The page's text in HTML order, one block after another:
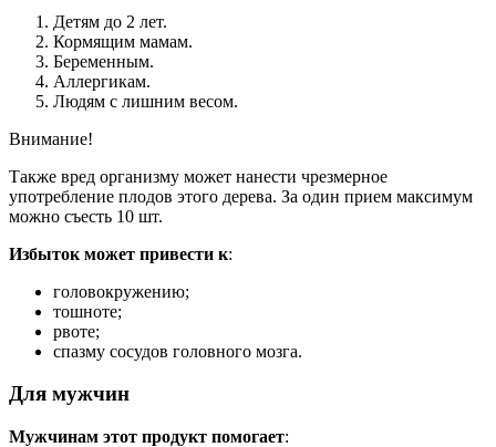
Детям до 2 лет.
Кормящим мамам.
Беременным.
Аллергикам.
Людям с лишним весом.
Внимание!
Также вред организму может нанести чрезмерное
употребление плодов этого дерева. За один прием максимум
можно съесть 10 шт.
Избыток может привести к:
головокружению;
тошноте;
рвоте;
спазму сосудов головного мозга.
Для мужчин
Мужчинам этот продукт помогает: